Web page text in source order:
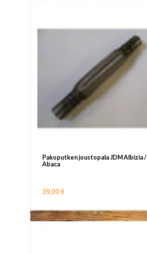
Pakoputken joustopala JDM Albizia /
Abaca
39,00 €